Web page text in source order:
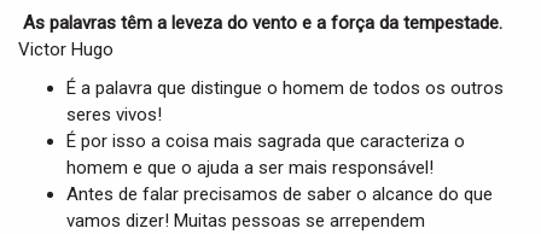
i
t
As palavras têm a leveza do vento e a força da tempestade.
Victor Hugo
É a palavra que distingue o homem de todos os outros
seres vivos!
É por isso a coisa mais sagrada que caracteriza o
homem e que o ajuda a ser mais responsável!
Antes de falar precisamos de saber o alcance do que
vamos dizer! Muitas pessoas se arrependem